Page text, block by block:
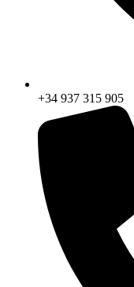
+34 937 315 905